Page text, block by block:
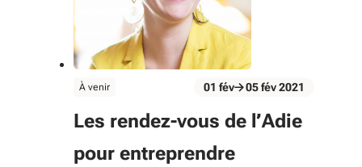
évènement
À venir
Du 01 fév au 05 fév 2021
01 fév 05fév2021
Les rendez-vous de l’Adie
pour entreprendre